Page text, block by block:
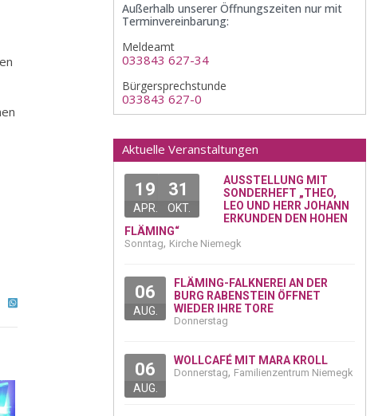
Außerhalb unserer Öffnungszeiten nur mit
Terminvereinbarung:
Meldeamt
033843 627-34
Bürgersprechstunde
033843 627-0
Aktuelle Veranstaltungen
19
APR.
31
OKT.
AUSSTELLUNG MIT
SONDERHEFT „THEO,
LEO UND HERR JOHANN
ERKUNDEN DEN HOHEN
FLÄMING“
Sonntag, Kirche Niemegk
06
AUG.
FLÄMING-FALKNEREI AN DER
BURG RABENSTEIN ÖFFNET
WIEDER IHRE TORE
Donnerstag
06
AUG.
WOLLCAFÉ MIT MARA KROLL
Donnerstag, Familienzentrum Niemegk